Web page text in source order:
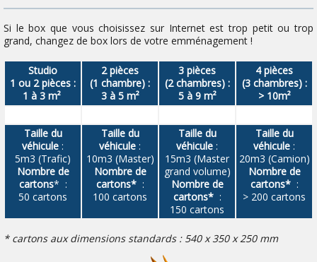
Si le box que vous choisissez sur Internet est trop petit ou trop
grand, changez de box lors de votre emménagement !
Studio
1 ou 2 pièces :
1 à 3 m²
2 pièces
(1 chambre) :
3 à 5 m²
3 pièces
(2 chambres) :
5 à 9 m²
4 pièces
(3 chambres) :
> 10m²
Taille du
véhicule :
5m3 (Trafic)
Nombre de
cartons* :
50 cartons
Taille du
véhicule :
10m3 (Master)
Nombre de
cartons*:
100 cartons
Taille du
véhicule :
15m3 (Master
grand volume)
Nombre de
cartons*:
150 cartons
Taille du
véhicule :
20m3 (Camion)
Nombre de
cartons*:
> 200 cartons
* cartons aux dimensions standards : 540 x 350 x 250 mm